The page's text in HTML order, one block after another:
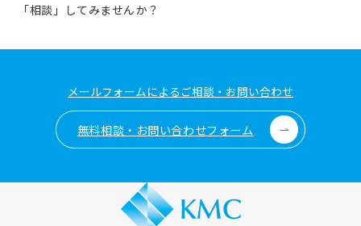
「相談」してみませんか？
メールフォームによるご相談・お問い合わせ
無料相談・お問い合わせフォーム